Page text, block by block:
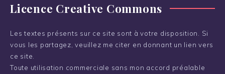
Licence Creative Commons
Les textes présents sur ce site sont à votre disposition. Si
vous les partagez, veuillez me citer en donnant un lien vers
ce site.
Toute utilisation commerciale sans mon accord préalable